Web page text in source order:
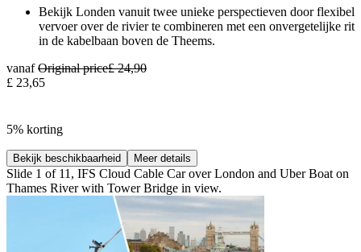
Bekijk Londen vanuit twee unieke perspectieven door flexibel
vervoer over de rivier te combineren met een onvergetelijke rit
in de kabelbaan boven de Theems.
vanafOriginal price£ 24,90
£ 23,65
5% korting
Bekijk beschikbaarheid Meer details
Slide 1 of 11, IFS Cloud Cable Car over London and Uber Boat on
Thames River with Tower Bridge in view.